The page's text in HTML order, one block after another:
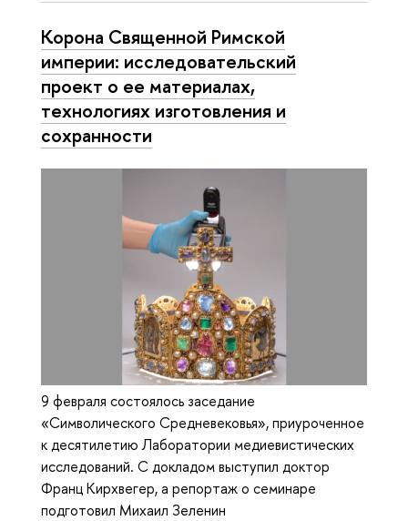
Корона Священной Римской
империи: исследовательский
проект о ее материалах,
технологиях изготовления и
сохранности
9 февраля состоялось заседание
«Символического Средневековья», приуроченное
к десятилетию Лаборатории медиевистических
исследований. С докладом выступил доктор
Франц Кирхвегер, а репортаж о семинаре
подготовил Михаил Зеленин